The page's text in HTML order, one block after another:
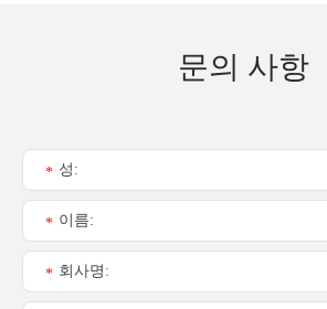
문의 사항
성:
*
이름:
*
회사명:
*